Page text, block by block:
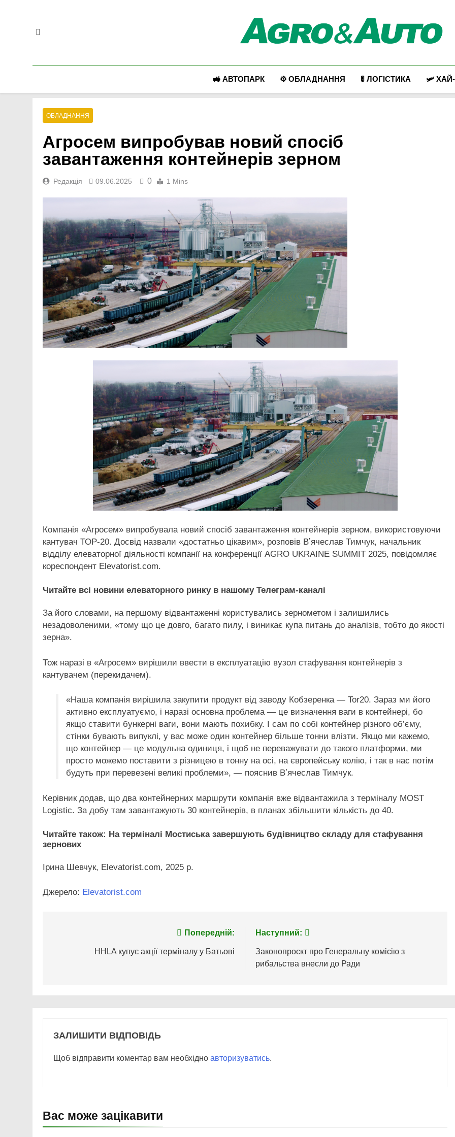
Agro & Auto
🚜 АВТОПАРК ⚙️ ОБЛАДНАННЯ 🚦 ЛОГІСТИКА 🛩️
ОБЛАДНАННЯ
Агросем випробував новий спосіб
завантаження контейнерів зерном
Редакція 09.06.2025 0 1 Mins
Компанія «Агросем» випробувала новий спосіб завантаження контейнерів зерном, використовуючи
кантувач ТОР-20. Досвід назвали «достатньо цікавим», розповів Вʼячеслав Тимчук, начальник
відділу елеваторної діяльності компанії на конференції AGRO UKRAINE SUMMIT 2025, повідомляє
кореспондент Elevatorist.com.
Читайте всі новини елеваторного ринку в нашому Телеграм-каналі
За його словами, на першому відвантаженні користувались зернометом і залишились
незадоволеними, «тому що це довго, багато пилу, і виникає купа питань до аналізів, тобто до якості
зерна».
Тож наразі в «Агросем» вирішили ввести в експлуатацію вузол стафування контейнерів з
кантувачем (перекидачем).
«Наша компанія вирішила закупити продукт від заводу Кобзеренка — Tor20. Зараз ми його
активно експлуатуємо, і наразі основна проблема — це визначення ваги в контейнері, бо
якщо ставити бункерні ваги, вони мають похибку. І сам по собі контейнер різного об’єму,
стінки бувають випуклі, у вас може один контейнер більше тонни влізти. Якщо ми кажемо,
що контейнер — це модульна одиниця, і щоб не переважувати до такого платформи, ми
просто можемо поставити з різницею в тонну на осі, на європейську колію, і так в нас потім
будуть при перевезені великі проблеми», — пояснив Вʼячеслав Тимчук.
Керівник додав, що два контейнерних маршрути компанія вже відвантажила з терміналу MOST
Logistic. За добу там завантажують 30 контейнерів, в планах збільшити кількість до 40.
Читайте також: На терміналі Мостиська завершують будівництво складу для стафування
зернових
Ірина Шевчук, Elevatorist.com, 2025 р.
Джерело: Elevatorist.com
записів
Попередній:
HHLA купує акції терміналу у Батьові
Наступний:
Законопроєкт про Генеральну комісію з
рибальства внесли до Ради
ЗАЛИШИТИ ВІДПОВІДЬ
Щоб відправити коментар вам необхідно авторизуватись.
Вас може зацікавити